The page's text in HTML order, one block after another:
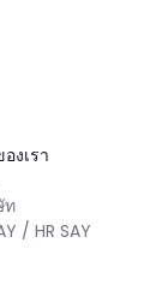
งเรา
ท
/ HR SAY